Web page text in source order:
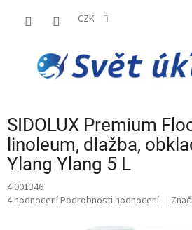
CZK
SIDOLUX Premium
linoleum, dlažba,
Ylang Ylang 5 L
4.001346
Průměrné
4 hodnoceníPodrobnosti hodnocení